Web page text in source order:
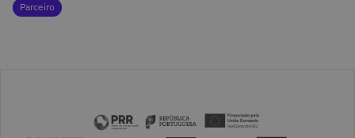
Parceiro